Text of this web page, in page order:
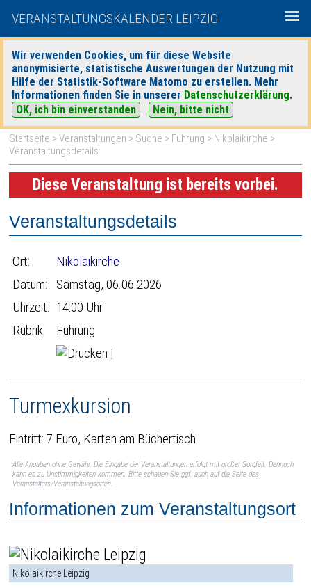
VERANSTALTUNGSKALENDER LEIPZIG
Wir verwenden Cookies, um für diese Website
anonymisierte, statistische Auswertungen der Nutzung mit
Hilfe der Statistik-Software Matomo zu erstellen. Mehr
Informationen finden Sie in unserer Datenschutzerklärung.
OK, ich bin einverstanden
Nein, bitte nicht
heute|morgen| Detaillierte Suche
Startseite >Veranstaltungen > Suche > Führung > Nikolaikirche >
Veranstaltungsdetails
Diese Veranstaltung ist bereits vorbei.
Veranstaltungsdetails
Ort:
Nikolaikirche
Datum:
Samstag, 06.06.2026
Uhrzeit: 14:00 Uhr
Rubrik:
Führung
|
Turmexkursion
Eintritt: 7 Euro, Karten am Büchertisch
Alle Angaben ohne Gewähr. Die Eingabe der Veranstaltungen erfolgt mit großer Sorgfalt. Dennoch
kann es zu Unstimmigkeiten kommen. Bitte schauen Sie ggf. auch auf die Seite des
Veranstalters/Veranstaltungsortes.
Informationen zum Veranstaltungsort
Nikolaikirche Leipzig